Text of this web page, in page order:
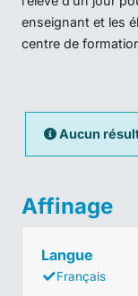
enseignant et les
centre de
Aucun
Affinage
Langue
Français